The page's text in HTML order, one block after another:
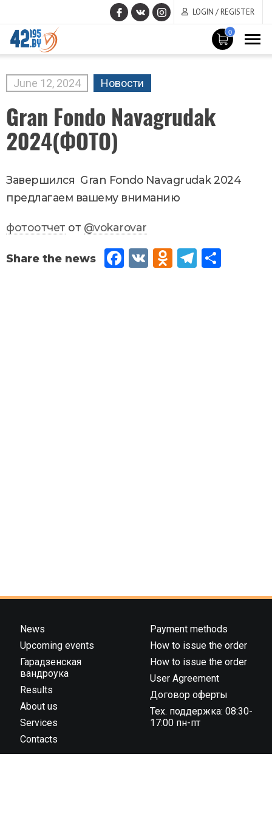
LOGIN / REGISTER
0
MAIN
CONTENT
June 12, 2024 Новости
Gran Fondo Navagrudak
2024(ФОТО)
Завершился Gran Fondo Navagrudak 2024
предлагаем вашему вниманию
фотоотчет от @vokarovar
Fac
VK
Od
Tel
News
Upcoming events
Гарадзенская
вандроука
Results
About us
Services
Contacts
Payment methods
How to issue the order
How to issue the order
User Agreement
Договор оферты
Тех. поддержка: 08:30-
17:00 пн-пт